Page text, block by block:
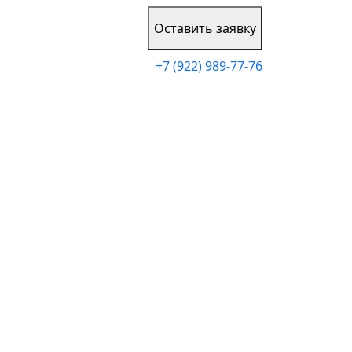
Оставить заявку
+7 (922) 989-77-76